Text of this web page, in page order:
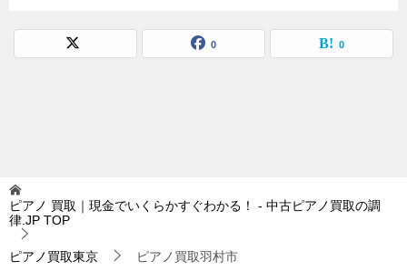
0 0
ピアノ 買取｜現金でいくらかすぐわかる！ - 中古ピアノ買取の調
律.JP TOP
ピアノ買取東京 ピアノ買取羽村市